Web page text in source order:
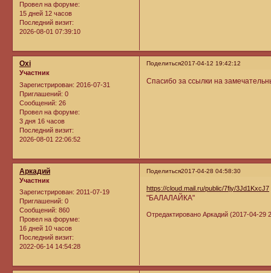
Провел на форуме:
15 дней 12 часов
Последний визит:
2026-08-01 07:39:10
Поделиться2017-04-12 19:42:12
Oxi
Участник
Зарегистрирован: 2016-07-31
Приглашений: 0
Сообщений: 26
Провел на форуме:
3 дня 16 часов
Последний визит:
2026-08-01 22:06:52
Спасибо за ссылки на
Поделиться2017-04-28 04:58:30
Аркадий
Участник
Зарегистрирован: 2011-07-19
Приглашений: 0
Сообщений: 860
Провел на форуме:
16 дней 10 часов
Последний визит:
2022-06-14 14:54:28
https://cloud.mail.ru/public/7fjy/3Jd1KxcJ7
"БАЛАЛАЙКА"
Отредактировано Аркадий (2017-04-29